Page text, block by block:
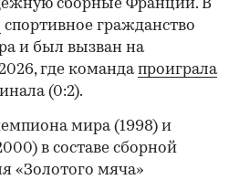
сборные Франции. В
спортивное гражданство
и был вызван на
где командапроиграла
(0:2).
мира (1998) и
в составе сборной
«Золотого мяча»